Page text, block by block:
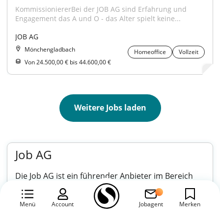
KommissioniererBei der JOB AG sind Erfahrung und
Engagement das A und O - das Alter spielt keine...
JOB AG
Mönchengladbach Homeoffice
Vollzeit
Von 24.500,00 € bis 44.600,00 €
Weitere Jobs laden
Job AG
Die Job AG ist ein führender Anbieter im Bereich
Personalvermittlung und Arbeitsvermittlung und
unterstützt Unternehmen sowie Arbeitssuchende
dabei, die passende Verbindung zu finden.
Menü Account Jobagent Merken